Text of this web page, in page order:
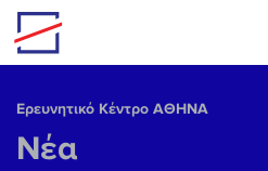
Skip to main content
Ερευνητικό Κέντρο ΑΘΗΝΑ
Νέα